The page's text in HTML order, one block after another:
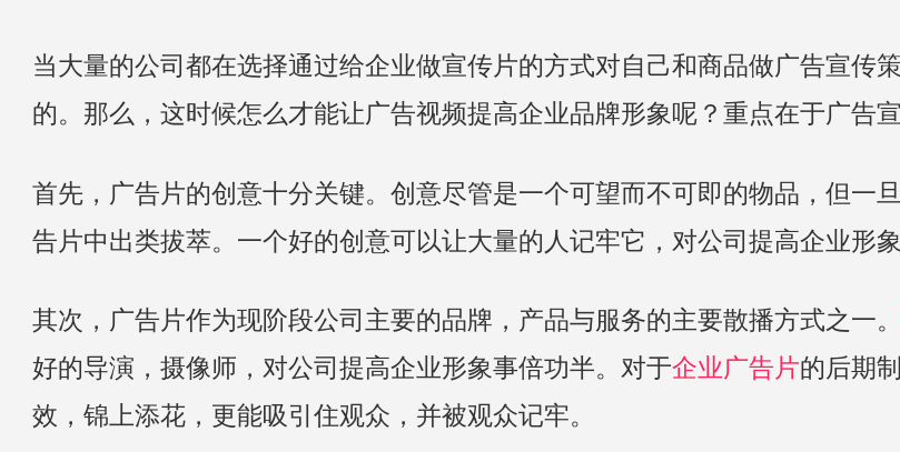
当大量的公司都在选择通过给企业做宣传片的方式对自己和商品做广告宣传
的。那么，这时候怎么才能让广告视频提高企业品牌形象呢？重点在于广告宣
首先，广告片的创意十分关键。创意尽管是一个可望而不可即的物品，但一
告片中出类拔萃。一个好的创意可以让大量的人记牢它，对公司提高企业形象
其次，广告片作为现阶段公司主要的品牌，产品与服务的主要散播方式之一。
好的导演，摄像师，对公司提高企业形象事倍功半。对于企业广告片的后期
效，锦上添花，更能吸引住观众，并被观众记牢。